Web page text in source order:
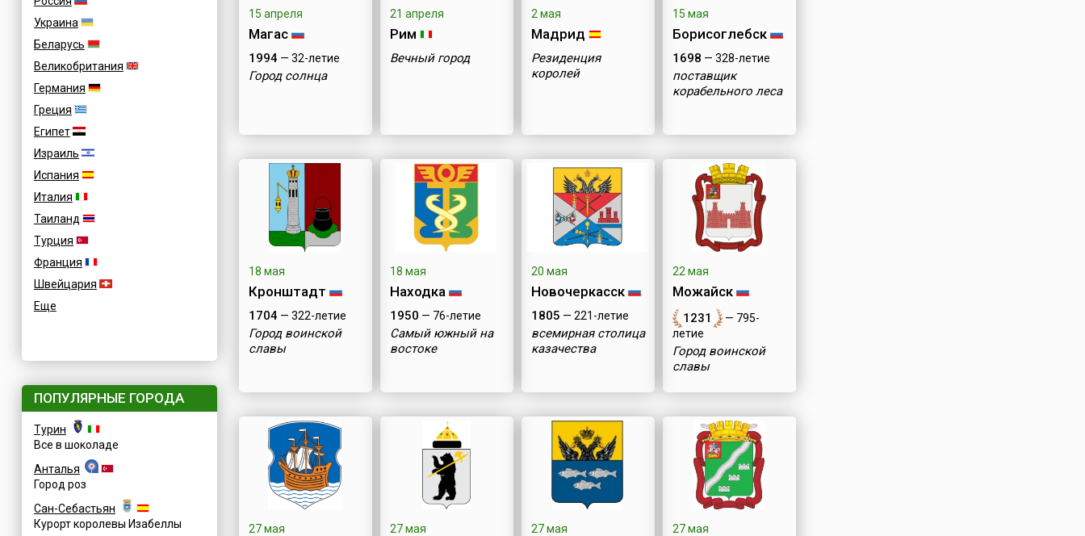
Украина
Беларусь
Великобритания
Германия
Греция
Египет
Израиль
Испания
Италия
Таиланд
Турция
Франция
Швейцария
Еще
ПОПУЛЯРНЫЕ ГОРОДА
Турин
Все в шоколаде
Анталья
Город роз
Сан-Себастьян
Курорт королевы Изабеллы
15 апреля
Магас
1994— 32-летие
Город солнца
21 апреля
Рим
Вечный город
2 мая
Мадрид
Резиденция
королей
15 мая
Борисоглебск
1698 — 328-летие
поставщик
корабельного леса
18 мая
Кронштадт
1704— 322-летие
Город воинской
славы
18 мая
Находка
1950 — 76-летие
Самый южный на
востоке
20 мая
Новочеркасск
1805 — 221-летие
всемирная столица
казачества
22 мая
Можайск
1231
— 795-
летие
Город воинской
славы
27 мая 27 мая 27 мая 27 мая